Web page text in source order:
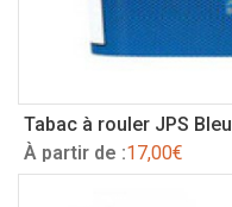
Tabac à rouler JPS Bleu
À partir de :17,00€